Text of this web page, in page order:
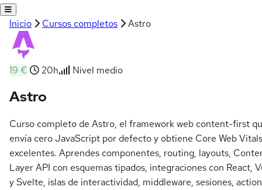
Inicio Cursos completos Astro
19 € 20h Nivel medio
Astro
Curso completo de Astro, el framework web content-first
envía cero JavaScript por defecto y obtiene Core Web Vitals
excelentes. Aprendes componentes, routing, layouts,
Layer API con esquemas tipados, integraciones con React,
y Svelte, islas de interactividad, middleware, sesiones,